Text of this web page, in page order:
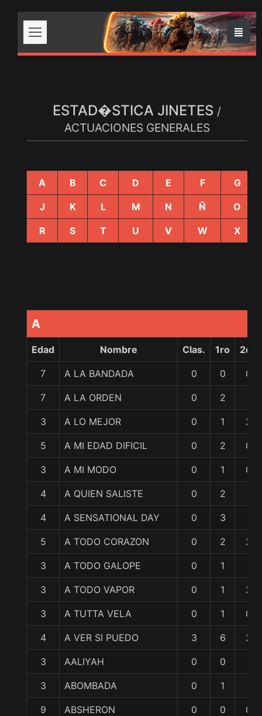
ESTAD�STICA JINETES /
ACTUACIONES GENERALES
A B C D E F G
J K L M N Ñ O
R S T U V W X
A
Edad Nombre Clas. 1ro 2do
7 A LA BANDADA 0 0 0
7 A LA ORDEN 0 2
3 A LO MEJOR 0 1 2
5 A MI EDAD DIFICIL 0 2 0
3 A MI MODO 0 1 0
4 A QUIEN SALISTE 0 2
4 A SENSATIONAL DAY 0 3
5 A TODO CORAZON 0 2 2
3 A TODO GALOPE 0 1
3 A TODO VAPOR 0 1 2
3 A TUTTA VELA 0 1 0
4 A VER SI PUEDO 3 6 2
3 AALIYAH 0 0
3 ABOMBADA 0 1
9 ABSHERON 0 0 0